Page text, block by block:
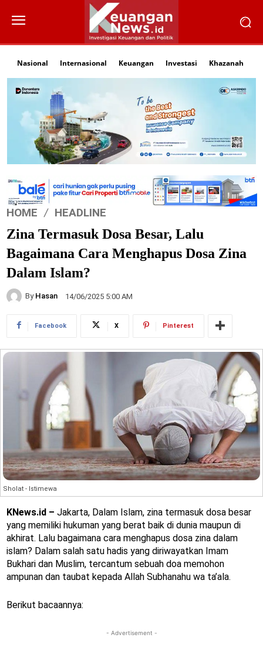
Nasional Internasional Keuangan Investasi Khazanah
HOME HEADLINE
Zina Termasuk Dosa Besar, Lalu
Bagaimana Cara Menghapus Dosa Zina
Dalam Islam?
By Hasan 14/06/2025 5:00 AM
Facebook X Pinterest
Sholat - Istimewa
KNews.id – Jakarta, Dalam Islam, zina termasuk dosa besar
yang memiliki hukuman yang berat baik di dunia maupun di
akhirat. Lalu bagaimana cara menghapus dosa zina dalam
islam? Dalam salah satu hadis yang diriwayatkan Imam
Bukhari dan Muslim, tercantum sebuah doa memohon
ampunan dan taubat kepada Allah Subhanahu wa ta’ala.
Berikut bacaannya:
- Advertisement -